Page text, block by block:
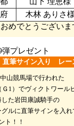
木林 ありさ
めでとうございま
プレゼント
筆サイン入り レー
山競馬場で行われた
1）でヴィクトワール
た岩田康誠騎手の
ルに直筆サインを入れ
ト！！